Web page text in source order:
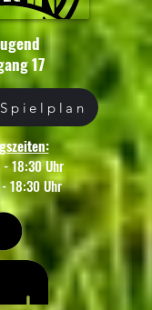
17
18:30 Uhr
18:30 Uhr